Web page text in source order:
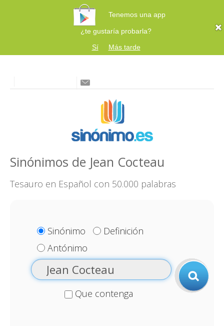
Tenemos una app
¿te gustaría probarla?
Sí
Más tarde
Sinónimos de Jean Cocteau
Tesauro en Español con 50.000 palabras
Sinónimo
Definición
Antónimo
Que contenga